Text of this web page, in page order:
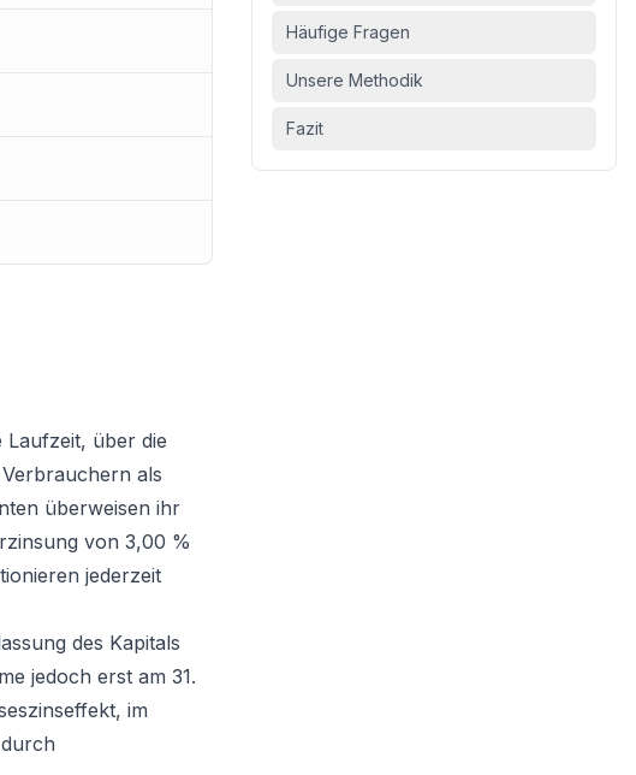
Laufzeit, über die
als
überweisen ihr
von 3,00 %
jederzeit
des Kapitals
jedoch erst am 31.
im
Häufige Fragen
Unsere Methodik
Fazit